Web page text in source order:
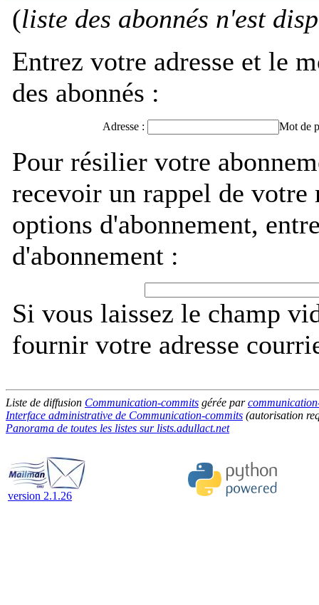
(liste des abonnés n'est
Entrez votre adresse et le
des abonnés :
Adresse : Mot de
Pour résilier votre
recevoir un rappel de
options d'abonnement,
d'abonnement :
Si vous laissez le champ
fournir votre adresse
Liste de diffusion Communication-commits gérée par
Interface administrative de Communication-commits (autorisation
Panorama de toutes les listes sur lists.adullact.net
version 2.1.26